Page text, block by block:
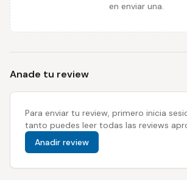
en enviar una.
Anade tu review
Para enviar tu review, primero inicia
tanto puedes leer todas las reviews
Anadir review